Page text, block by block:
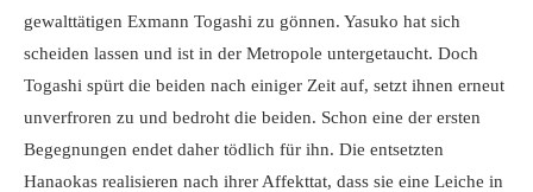
gewalttätigen Exmann Togashi zu gönnen. Yasuko hat sich
scheiden lassen und ist in der Metropole untergetaucht. Doch
Togashi spürt die beiden nach einiger Zeit auf, setzt ihnen erneut
unverfroren zu und bedroht die beiden. Schon eine der ersten
Begegnungen endet daher tödlich für ihn. Die entsetzten
Hanaokas realisieren nach ihrer Affekttat, dass sie eine Leiche in